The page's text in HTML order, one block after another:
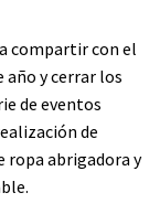
compartir con el
y cerrar los
de eventos
de
ropa abrigadora y